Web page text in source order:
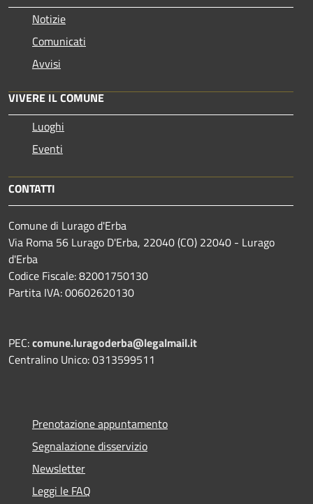
Notizie
Comunicati
Avvisi
VIVERE IL COMUNE
Luoghi
Eventi
CONTATTI
Comune di Lurago d'Erba
Via Roma 56 Lurago D'Erba, 22040 (CO) 22040 - Lurago
d'Erba
Codice Fiscale: 82001750130
Partita IVA: 00602620130
PEC:comune.luragoderba@legalmail.it
Centralino Unico: 0313599511
Prenotazione appuntamento
Segnalazione disservizio
Newsletter
Leggi le FAQ